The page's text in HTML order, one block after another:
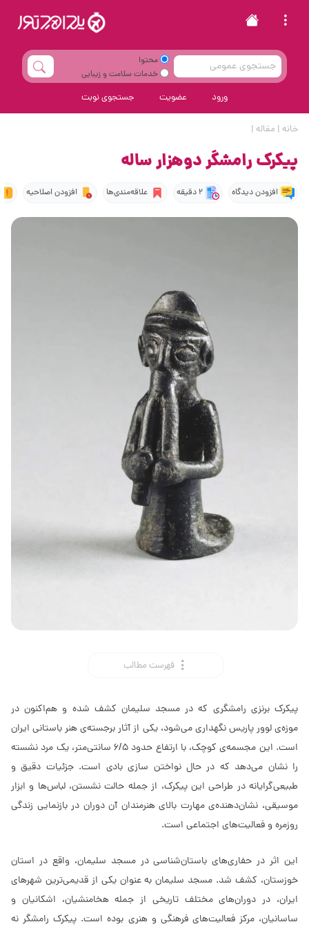
محتوا
خدمات سلامت و زیبایی
ورود عضویت جستجوی نوبت
خانه | مقاله |
پیکرک رامشگر دوهزار ساله
افزودن دیدگاه 2 دقیقه علاقه‌مندی‌ها افزودن اصلاحیه
فهرست مطالب
پیکرک برنزی رامشگری که در مسجد سلیمان کشف شده و هم‌اکنون در
موزه‌ی لوور پاریس نگهداری می‌شود، یکی از آثار برجسته‌ی هنر باستانی ایران
است. این مجسمه‌ی کوچک، با ارتفاع حدود 6/5 سانتی‌متر، یک مرد نشسته
را نشان می‌دهد که در حال نواختن سازی بادی است. جزئیات دقیق و
طبیعی‌گرایانه در طراحی این پیکرک، از جمله حالت نشستن، لباس‌ها و ابزار
موسیقی، نشان‌دهنده‌ی مهارت بالای هنرمندان آن دوران در بازنمایی زندگی
روزمره و فعالیت‌های اجتماعی است.
این اثر در حفاری‌های باستان‌شناسی در مسجد سلیمان، واقع در استان
خوزستان، کشف شد. مسجد سلیمان به عنوان یکی از قدیمی‌ترین شهرهای
ایران، در دوران‌های مختلف تاریخی از جمله هخامنشیان، اشکانیان و
ساسانیان، مرکز فعالیت‌های فرهنگی و هنری بوده است. پیکرک رامشگر نه